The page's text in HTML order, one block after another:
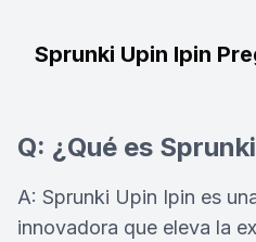
Sprunki Upin Ipin
Q: ¿Qué es
A: Sprunki Upin Ipin es
innovadora que eleva la